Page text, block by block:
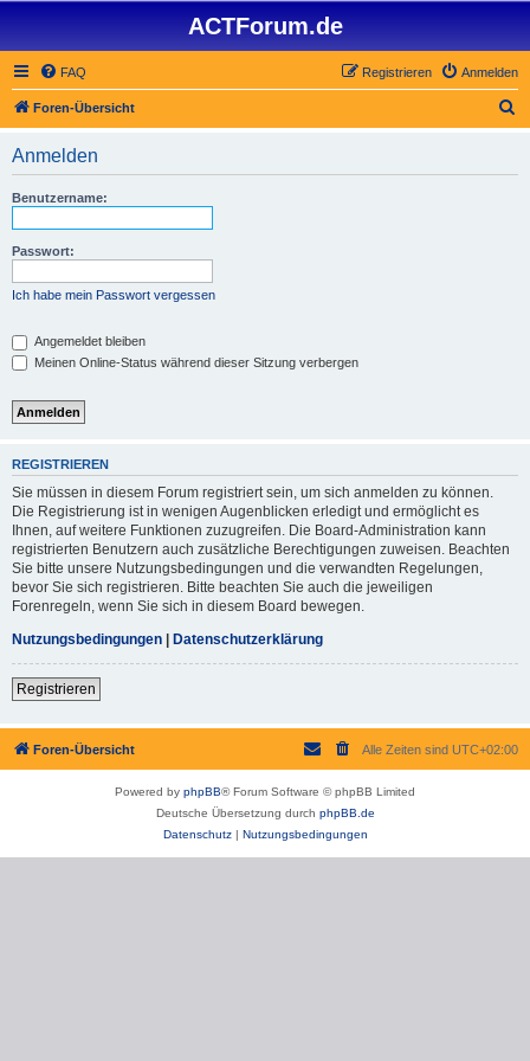
ACTForum.de
FAQ Anmelden
Registrieren
Foren-Übersicht
Anmelden
Benutzername:
Passwort:
Ich habe mein Passwort vergessen
Angemeldet bleiben
Meinen Online-Status während dieser Sitzung verbergen
REGISTRIEREN
Sie müssen in diesem Forum registriert sein, um sich anmelden zu können.
Die Registrierung ist in wenigen Augenblicken erledigt und ermöglicht es
Ihnen, auf weitere Funktionen zuzugreifen. Die Board-Administration kann
registrierten Benutzern auch zusätzliche Berechtigungen zuweisen. Beachten
Sie bitte unsere Nutzungsbedingungen und die verwandten Regelungen,
bevor Sie sich registrieren. Bitte beachten Sie auch die jeweiligen
Forenregeln, wenn Sie sich in diesem Board bewegen.
Nutzungsbedingungen | Datenschutzerklärung
Registrieren
Foren-Übersicht Alle Zeiten sind UTC+02:00
Powered by phpBB® Forum Software © phpBB Limited
Deutsche Übersetzung durch phpBB.de
Datenschutz| Nutzungsbedingungen